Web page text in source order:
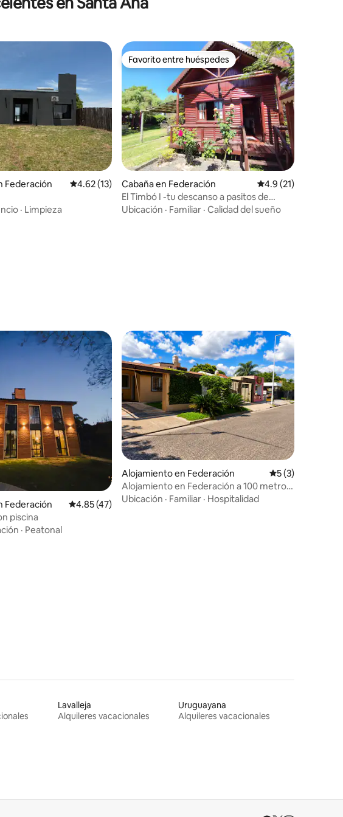
5, 10 reseñas
Federación Calificación promedio: 4.62 de 5, 13 reseñas
4.62 (13)
· Limpieza
Favorito entre huéspedes
Favorito entre huéspedes
Cabaña en Federación Calificación
4.9 (21)
El Timbó I -tu descanso a pasitos de
Termas
Ubicación · Familiar · Calidad del sueño
5, 12 reseñas
Federación Calificación promedio: 4.85 de 5, 47 reseñas
4.85 (47)
piscina
· Peatonal
Alojamiento en Federación Calificación
5 (3)
Alojamiento en Federación a 100 metros
de termas
Ubicación · Familiar · Hospitalidad
Lavalleja
Alquileres vacacionales
Uruguayana
Alquileres vacacionales